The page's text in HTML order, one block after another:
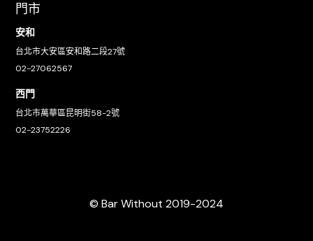
門市
安和
台北市大安區安和路二段27號
02-27062567
西門
台北市萬華區昆明街58-2號
02-23752226
© Bar Without 2019-2024